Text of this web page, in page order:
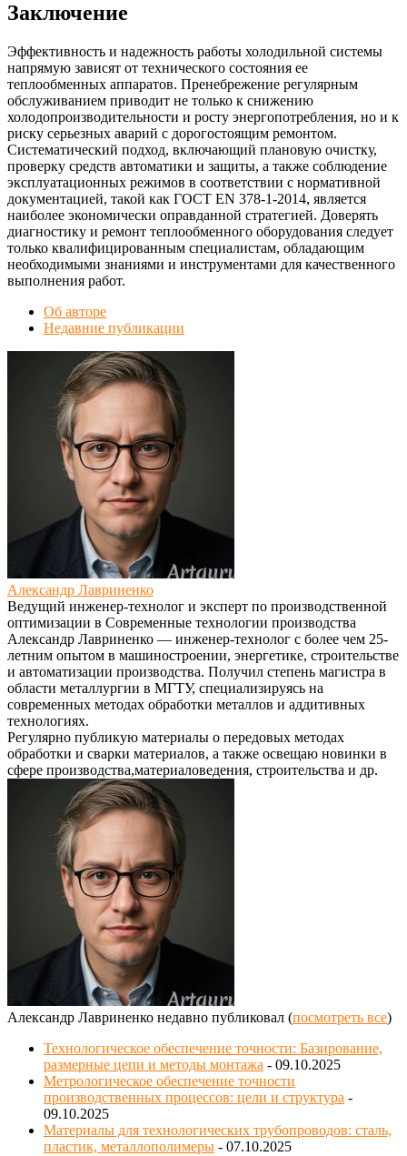
Заключение
Эффективность и надежность работы холодильной системы
напрямую зависят от технического состояния ее
теплообменных аппаратов. Пренебрежение регулярным
обслуживанием приводит не только к снижению
холодопроизводительности и росту энергопотребления, но и к
риску серьезных аварий с дорогостоящим ремонтом.
Систематический подход, включающий плановую очистку,
проверку средств автоматики и защиты, а также соблюдение
эксплуатационных режимов в соответствии с нормативной
документацией, такой как ГОСТ EN 378-1-2014, является
наиболее экономически оправданной стратегией. Доверять
диагностику и ремонт теплообменного оборудования следует
только квалифицированным специалистам, обладающим
необходимыми знаниями и инструментами для качественного
выполнения работ.
Об авторе
Недавние публикации
Александр Лавриненко
Ведущий инженер-технолог и эксперт по производственной
оптимизации в Современные технологии производства
Александр Лавриненко — инженер-технолог с более чем 25-
летним опытом в машиностроении, энергетике, строительстве
и автоматизации производства. Получил степень магистра в
области металлургии в МГТУ, специализируясь на
современных методах обработки металлов и аддитивных
технологиях.
Регулярно публикую материалы о передовых методах
обработки и сварки материалов, а также освещаю новинки в
сфере производства,материаловедения, строительства и др.
Александр Лавриненко недавно публиковал (посмотреть все)
Технологическое обеспечение точности: Базирование,
размерные цепи и методы монтажа - 09.10.2025
Метрологическое обеспечение точности
производственных процессов: цели и структура -
09.10.2025
Материалы для технологических трубопроводов: сталь,
пластик, металлополимеры - 07.10.2025